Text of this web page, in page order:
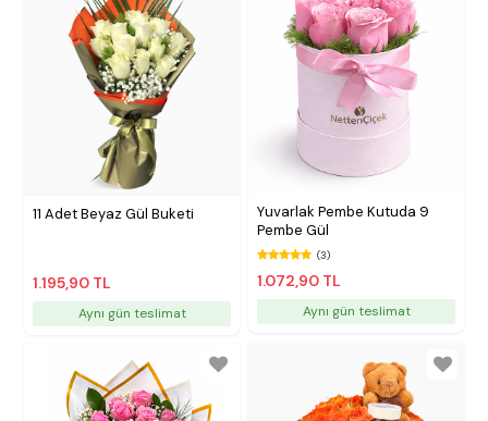
11 Adet Beyaz Gül Buketi
1.195,90 TL
Aynı gün teslimat
Yuvarlak Pembe Kutuda 9
Pembe Gül
(3)
1.072,90 TL
Aynı gün teslimat